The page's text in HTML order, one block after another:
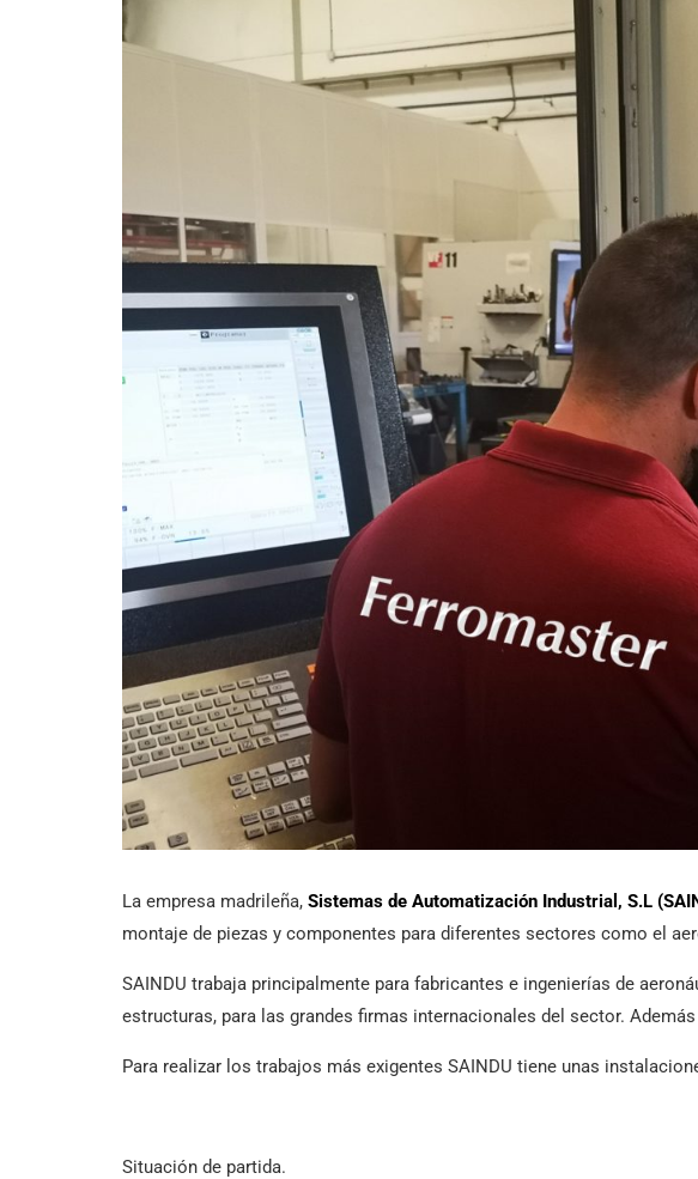
La empresa madrileña, Sistemas de Automatización Industrial, S.L
montaje de piezas y componentes para diferentes sectores como el
SAINDU trabaja principalmente para fabricantes e ingenierías de
estructuras, para las grandes firmas internacionales del sector.
Para realizar los trabajos más exigentes SAINDU tiene unas
Situación de partida.